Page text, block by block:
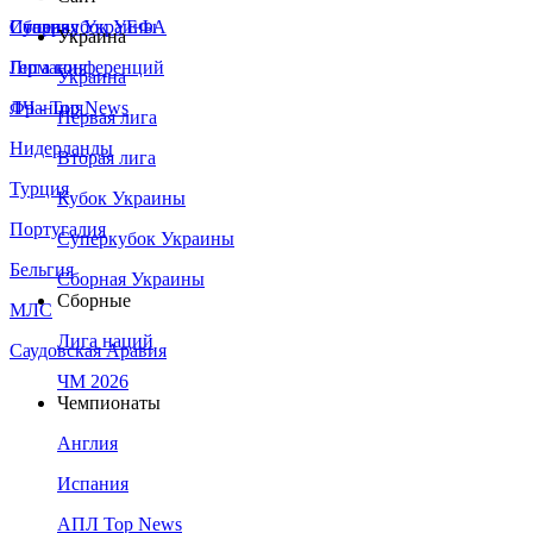
Сборная Украины
Италия
Германия
Франция
Нидерланды
Турция
Португалия
Бельгия
МЛС
Саудовская Аравия
Суперкубок УЕФА
Лига конференций
ЛЧ - Top News
Украина
Украина
Первая лига
Вторая лига
Кубок Украины
Суперкубок Украины
Сборная Украины
Сборные
Лига наций
ЧМ 2026
Чемпионаты
Англия
Испания
АПЛ Top News